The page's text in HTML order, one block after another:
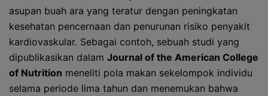
asupan buah ara yang teratur dengan peningkatan
kesehatan pencernaan dan penurunan risiko penyakit
kardiovaskular. Sebagai contoh, sebuah studi yang
dipublikasikan dalam Journal of the American College
of Nutrition meneliti pola makan sekelompok individu
selama periode lima tahun dan menemukan bahwa